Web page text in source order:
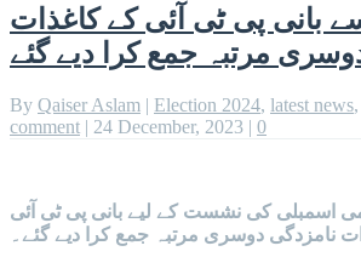
سے بانی پی ٹی آئی کے کاغذات
مرتبہ جمع کرا دیے گئے
By Qaiser Aslam | Election 2024, latest news,
comment | 24 December, 2023 | 0
اسمبلی کی نشست کے لیے بانی پی ٹی آئی
نامزدگی دوسری مرتبہ جمع کرا دیے گئے۔